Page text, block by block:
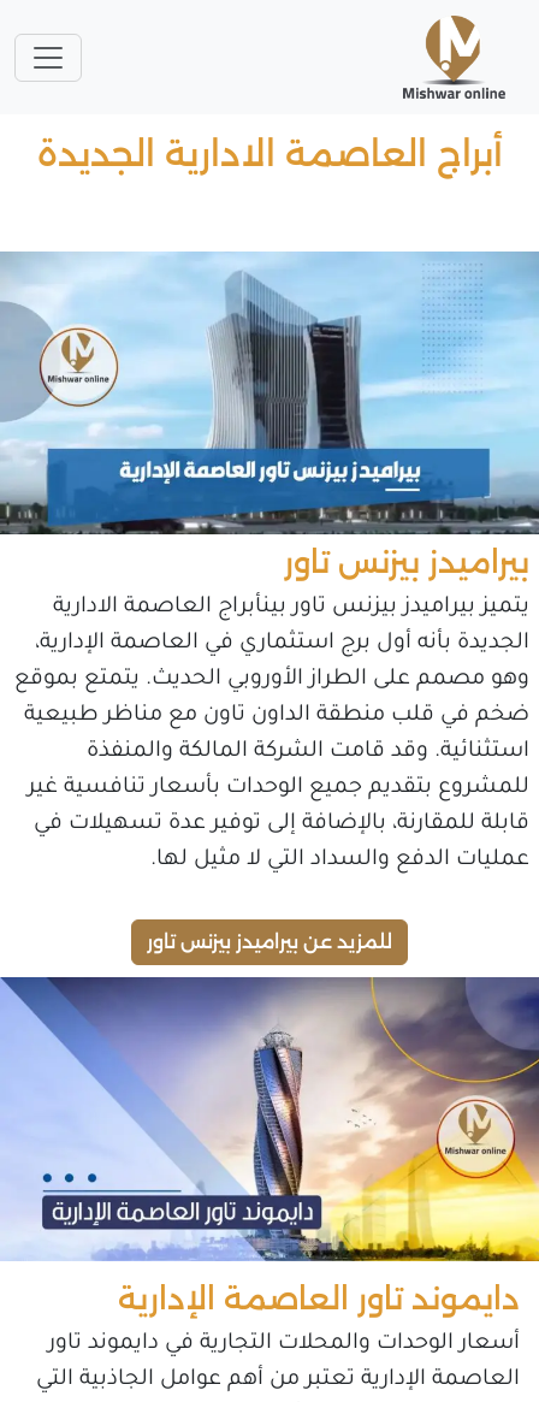
أبراج العاصمة الادارية الجديدة
بيراميدز بيزنس تاور
يتميز بيراميدز بيزنس تاور بينأبراج العاصمة الادارية
الجديدة بأنه أول برج استثماري في العاصمة الإدارية،
وهو مصمم على الطراز الأوروبي الحديث. يتمتع بموقع
ضخم في قلب منطقة الداون تاون مع مناظر طبيعية
استثنائية. وقد قامت الشركة المالكة والمنفذة
للمشروع بتقديم جميع الوحدات بأسعار تنافسية غير
قابلة للمقارنة، بالإضافة إلى توفير عدة تسهيلات في
عمليات الدفع والسداد التي لا مثيل لها.
للمزيد عن بيراميدز بيزنس تاور
دايموند تاور العاصمة الإدارية
أسعار الوحدات والمحلات التجارية في دايموند تاور
العاصمة الإدارية تعتبر من أهم عوامل الجاذبية التي